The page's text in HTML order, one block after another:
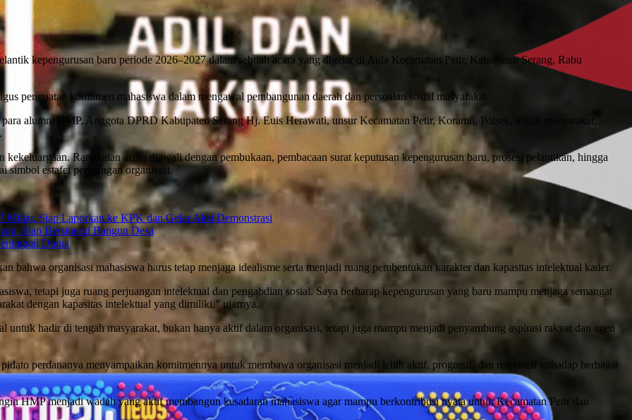
kepengurusan baru periode 2026–2027 dalam sebuah acara yang digelar di Aula Kecamatan Petir, Kabupaten Serang, Rabu
penguatan komitmen mahasiswa dalam mengawal pembangunan daerah dan persoalan sosial masyarakat.
alumni HMP, Anggota DPRD Kabupaten Serang Hj. Euis Herawati, unsur Kecamatan Petir, Koramil, Polsek, tokoh masyarakat,
kekeluargaan. Rangkaian acara diawali dengan pembukaan, pembacaan surat keputusan kepengurusan baru, prosesi pelantikan, hingga
simbol estafet perjuangan organisasi.
Siap Laporkan ke KPK dan Gelar Aksi Demonstrasi
Siap Bersinergi Bangun Desa
Dunia
bahwa organisasi mahasiswa harus tetap menjaga idealisme serta menjadi ruang pembentukan karakter dan kapasitas intelektual kader.
tetapi juga ruang perjuangan intelektual dan pengabdian sosial. Saya berharap kepengurusan yang baru mampu menjaga semangat
dengan kapasitas intelektual yang dimiliki,” ujarnya.
untuk hadir di tengah masyarakat, bukan hanya aktif dalam organisasi, tetapi juga mampu menjadi penyambung aspirasi rakyat dan agen
perdananya menyampaikan komitmennya untuk membawa organisasi menjadi lebih aktif, progresif, dan responsif terhadap berbagai
HMP menjadi wadah yang aktif membangun kesadaran mahasiswa agar mampu berkontribusi nyata untuk Kecamatan Petir dan